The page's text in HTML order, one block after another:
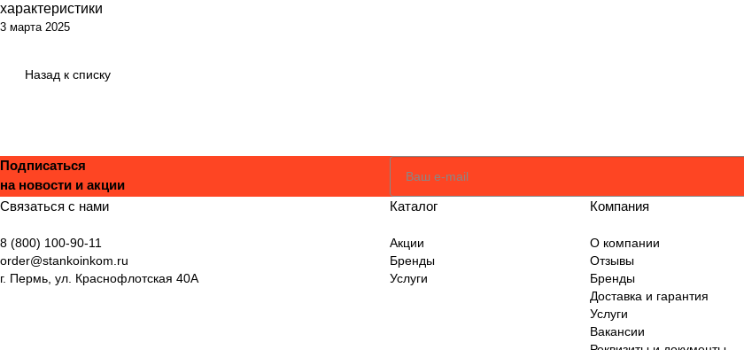
характеристики
3 марта 2025
Назад к списку
Подписаться
на новости и акции
Связаться с нами
8 (800) 100-90-11
order@stankoinkom.ru
г. Пермь, ул. Краснофлотская 40А
Каталог
Акции
Бренды
Услуги
Компания
О компании
Отзывы
Бренды
Доставка и гарантия
Услуги
Вакансии